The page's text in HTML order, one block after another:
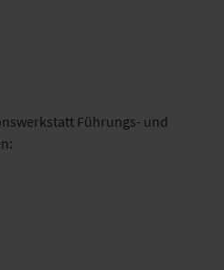
Führungs- und